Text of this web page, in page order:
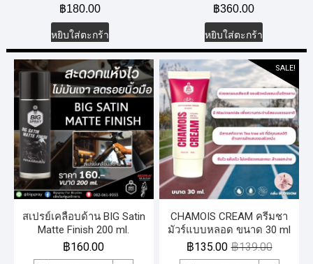
180.00
หยิบใส่ตะกร้า
360.00
หยิบใส่ตะกร้า
สเปรย์เคลือบด้าน BIG Satin
Matte Finish 200 ml.
฿160.00
SALE!
CHAMOIS CREAM ครีมชา
มัวร์แบบหลอด ขนาด 30 ml
กลิ่น Blossom
฿139.00
฿135.00